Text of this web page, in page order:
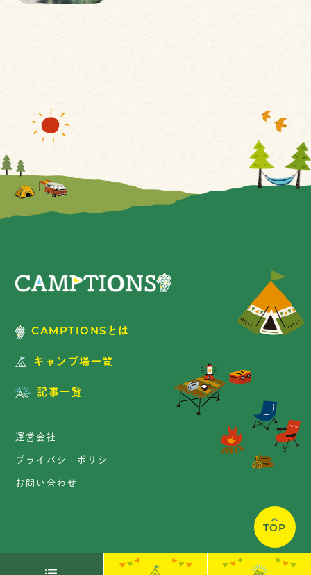
CAMPTIONSとは
キャンプ場一覧
記事一覧
運営会社
プライバシーポリシー
お問い合わせ
TOP
Copyright © CAMPTIONS. All Rights Reserved.